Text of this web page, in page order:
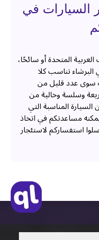
السيارات في
المتحدة أو سائحًا،
البرشاء تناسب كلا
سوى عدد قليل من
وسلسة وخالية من
المناسبة التي
مساعدتكم في اتخاذ
استفساركم لاستئجار